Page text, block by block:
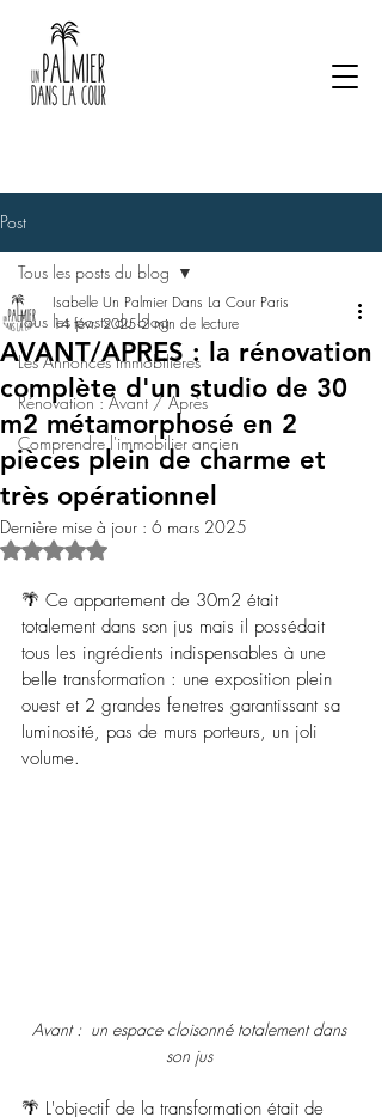
Post
Tous les posts du blog
Les Annonces Immobilières
Rénovation : Avant / Après
Comprendre l'immobilier ancien
Tous les posts du blog
AVANT/APRES : la rénovation
complète d'un studio de 30
m2 métamorphosé en 2
pièces plein de charme et
très opérationnel
Isabelle Un Palmier Dans La Cour Paris
14 févr. 2025 2 min de lecture
Dernière mise à jour : 6 mars 2025
Noté NaN étoiles sur 5.
🌴 Ce appartement de 30m2 était
totalement dans son jus mais il possédait
tous les ingrédients indispensables à une
belle transformation : une exposition plein
ouest et 2 grandes fenetres garantissant sa
luminosité, pas de murs porteurs, un joli
volume.
Avant :  un espace cloisonné totalement dans
son jus
🌴 L'objectif de la transformation était de